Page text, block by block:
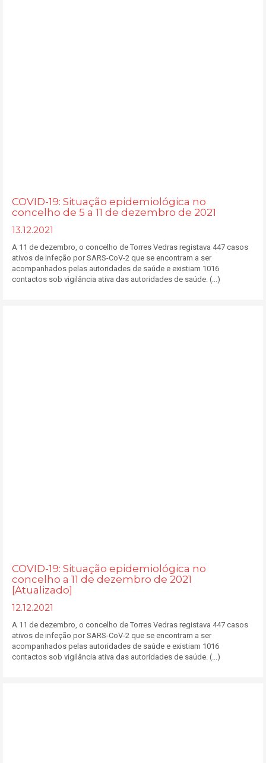
COVID-19: Situação epidemiológica no
concelho de 5 a 11 de dezembro de 2021
13.12.2021
A 11 de dezembro, o concelho de Torres Vedras registava 447 casos
ativos de infeção por SARS-CoV-2 que se encontram a ser
acompanhados pelas autoridades de saúde e existiam 1016
contactos sob vigilância ativa das autoridades de saúde. (...)
COVID-19: Situação epidemiológica no
concelho a 11 de dezembro de 2021
[Atualizado]
12.12.2021
A 11 de dezembro, o concelho de Torres Vedras registava 447 casos
ativos de infeção por SARS-CoV-2 que se encontram a ser
acompanhados pelas autoridades de saúde e existiam 1016
contactos sob vigilância ativa das autoridades de saúde. (...)